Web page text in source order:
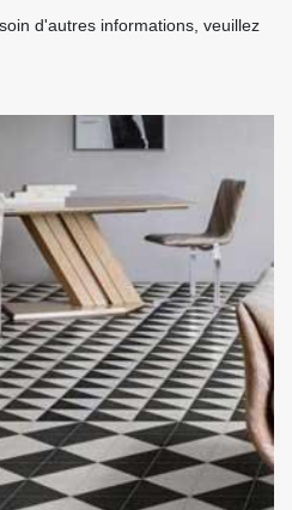
d'autres informations, veuillez